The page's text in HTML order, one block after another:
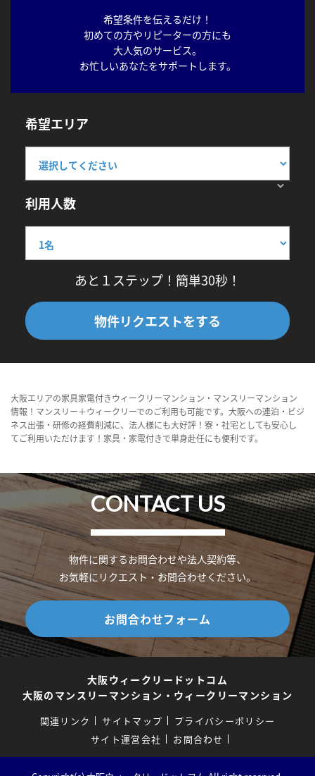
希望条件を伝えるだけ！
初めての方やリピーターの方にも
大人気のサービス。
お忙しいあなたをサポートします。
希望エリア
利用人数
あと１ステップ！簡単30秒！
物件リクエストをする
大阪エリアの家具家電付きウィークリーマンション・マンスリーマンション
情報！マンスリー＋ウィークリーでのご利用も可能です。大阪への連泊・ビジ
ネス出張・研修の経費削減に、法人様にも大好評！寮・社宅としても安心し
てご利用いただけます！家具・家電付きで単身赴任にも便利です。
CONTACT US
物件に関するお問合わせや法人契約等、
お気軽にリクエスト・お問合わせください。
お問合わせフォーム
大阪ウィークリードットコム
大阪のマンスリーマンション・ウィークリーマンション
関連リンク サイトマップ
プライバシーポリシー
サイト運営会社
お問合わせ